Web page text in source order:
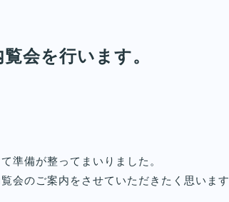
会を行います。
準備が整ってまいりました。
会のご案内をさせていただきたく思います